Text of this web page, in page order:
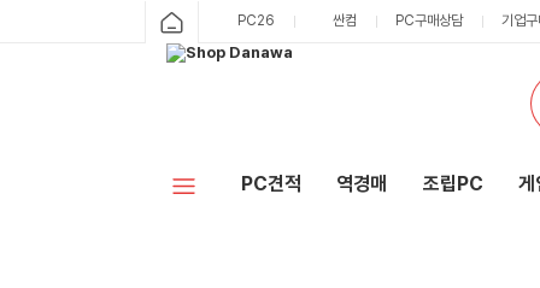
PC26 싼컴 PC구매상담 기업
PC견적 역경매 조립PC 게